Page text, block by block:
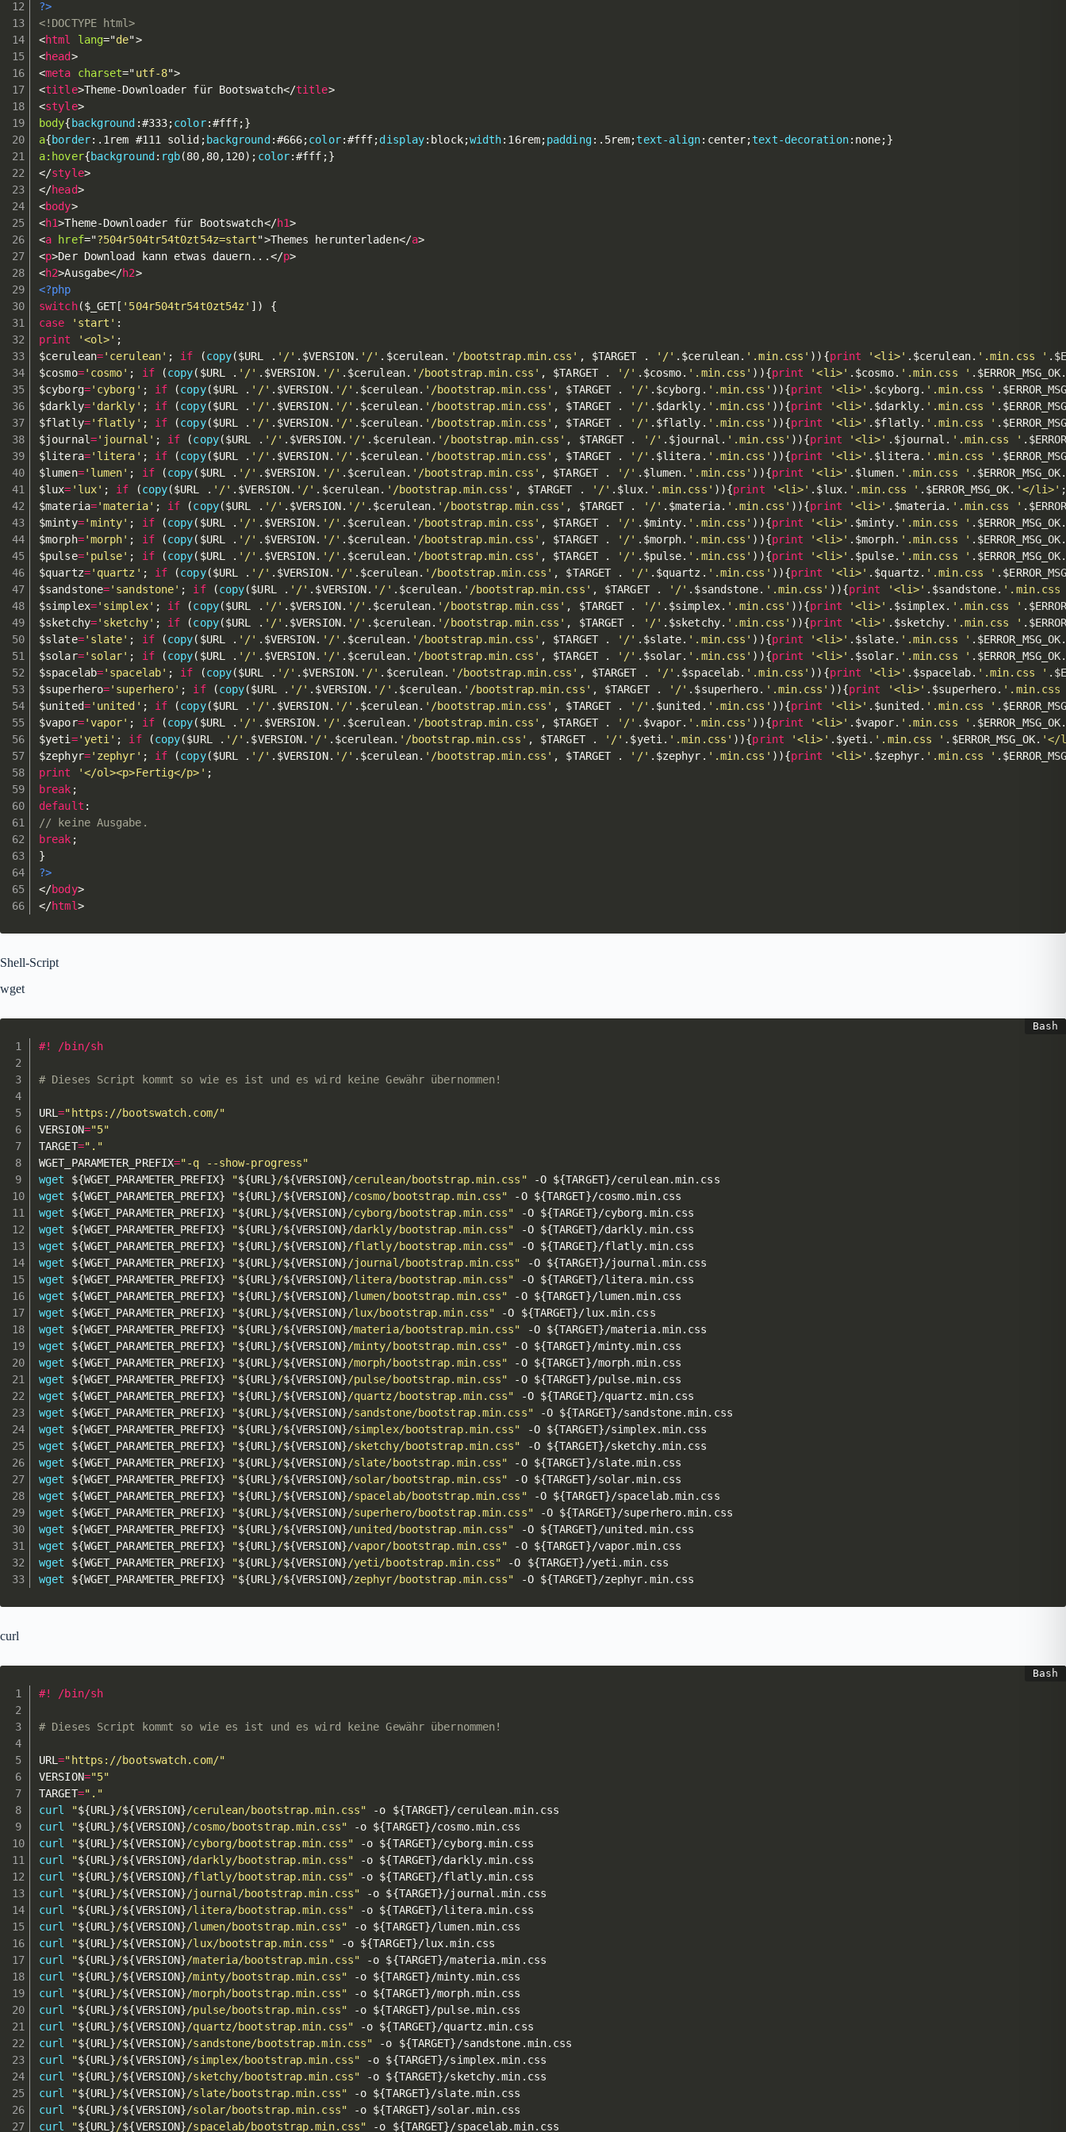
?>
<!DOCTYPE html>
<html lang="de">
<head>
<meta charset="utf-8">
<title>Theme-Downloader für Bootswatch</title>
<style>
body{ background :#333;color:#fff;}
a{border: .1rem #111 solid ; background :#666;color:#fff;display: block;width: 16rem;padding: .5rem;text-align: center;text-decoration: none;}
a:hover{background : rgb(80 ,80,120) ; color:#fff ;}
</style>
</head>
<body>
<h1>Theme-Downloader für Bootswatch</h1>
<a href="?504r504tr54t0zt54z=start">Themes herunterladen</a>
<p>Der Download kann etwas dauern...</p>
<h2>Ausgabe</h2>
<?php
switch($_GET [ '504r504tr54t0zt54z' ] )
{
case
'start' :
print
'<ol>' ;
$cerulean='cerulean' ; if (copy($URL . '/' . $VERSION. '/' . $cerulean. '/bootstrap.min.css' , $TARGET . '/' . $cerulean. '.min.css' ) ) {print '<li>' . $cerulean. '.min.css ' .
$cosmo='cosmo' ; if (copy( $URL . '/' . $VERSION. '/' . $cerulean. '/bootstrap.min.css' , $TARGET . '/' . $cosmo. '.min.css' ) ){print '<li>' . $cosmo. '.min.css ' . $ERROR_MSG_OK
$cyborg='cyborg' ; if (copy($URL . '/' . $VERSION. '/' . $cerulean. '/bootstrap.min.css' , $TARGET . '/' . $cyborg . '.min.css' ) ){print '<li>' . $cyborg. '.min.css ' .
$darkly='darkly' ; if (copy($URL . '/' . $VERSION. '/' . $cerulean. '/bootstrap.min.css' , $TARGET . '/' . $darkly . '.min.css' ) ){print '<li>' . $darkly. '.min.css ' .
$flatly='flatly' ; if (copy($URL . '/' . $VERSION. '/' . $cerulean. '/bootstrap.min.css' , $TARGET . '/' . $flatly . '.min.css' ) ){print '<li>' . $flatly. '.min.css ' .
$journal='journal' ; if (copy($URL . '/' . $VERSION. '/' . $cerulean. '/bootstrap.min.css' , $TARGET . '/' . $journal . '.min.css' ) ){print '<li>' . $journal . '.min.css ' .
$litera='litera' ; if (copy($URL . '/' . $VERSION. '/' . $cerulean. '/bootstrap.min.css' , $TARGET . '/' . $litera . '.min.css' ) ){print '<li>' . $litera. '.min.css ' .
$lumen='lumen' ; if (copy( $URL . '/' . $VERSION. '/' . $cerulean. '/bootstrap.min.css' , $TARGET . '/' . $lumen. '.min.css' ) ){print '<li>' . $lumen. '.min.css ' . $ERROR_MSG_OK
$lux= 'lux' ; if (copy($URL . '/' . $VERSION. '/' . $cerulean. '/bootstrap.min.css' , $TARGET . '/' . $lux. '.min.css' ) ){print '<li>' . $lux. '.min.css ' . $ERROR_MSG_OK. '</li>'
$materia='materia' ; if (copy($URL . '/' . $VERSION. '/' . $cerulean. '/bootstrap.min.css' , $TARGET . '/' . $materia. '.min.css' ) ){print '<li>' . $materia. '.min.css ' .
$minty='minty' ; if (copy( $URL . '/' . $VERSION. '/' . $cerulean. '/bootstrap.min.css' , $TARGET . '/' . $minty. '.min.css' ) ){print '<li>' . $minty. '.min.css ' . $ERROR_MSG_OK
$morph='morph' ; if (copy( $URL . '/' . $VERSION. '/' . $cerulean. '/bootstrap.min.css' , $TARGET . '/' . $morph. '.min.css' ) ){print '<li>' . $morph. '.min.css ' . $ERROR_MSG_OK
$pulse='pulse' ; if (copy( $URL . '/' . $VERSION. '/' . $cerulean. '/bootstrap.min.css' , $TARGET . '/' . $pulse. '.min.css' ) ){print '<li>' . $pulse. '.min.css ' . $ERROR_MSG_OK
$quartz='quartz' ; if (copy($URL . '/' . $VERSION. '/' . $cerulean. '/bootstrap.min.css' , $TARGET . '/' . $quartz . '.min.css' ) ){print '<li>' . $quartz . '.min.css ' .
$sandstone='sandstone' ; if (copy($URL . '/' . $VERSION. '/' . $cerulean. '/bootstrap.min.css' , $TARGET . '/' . $sandstone. '.min.css' ) ){print '<li>' . $sandstone.
$simplex='simplex' ; if (copy($URL . '/' . $VERSION. '/' . $cerulean. '/bootstrap.min.css' , $TARGET . '/' . $simplex. '.min.css' ) ){print '<li>' . $simplex. '.min.css ' .
$sketchy='sketchy' ; if (copy($URL . '/' . $VERSION. '/' . $cerulean. '/bootstrap.min.css' , $TARGET . '/' . $sketchy. '.min.css' ) ){print '<li>' . $sketchy. '.min.css ' .
$slate='slate' ; if (copy( $URL . '/' . $VERSION. '/' . $cerulean. '/bootstrap.min.css' , $TARGET . '/' . $slate. '.min.css' ) ){print '<li>' . $slate. '.min.css ' . $ERROR_MSG_OK
$solar='solar' ; if (copy( $URL . '/' . $VERSION. '/' . $cerulean. '/bootstrap.min.css' , $TARGET . '/' . $solar. '.min.css' ) ){print '<li>' . $solar. '.min.css ' . $ERROR_MSG_OK
$spacelab='spacelab' ; if (copy($URL . '/' . $VERSION. '/' . $cerulean. '/bootstrap.min.css' , $TARGET . '/' . $spacelab. '.min.css' ) ) {print '<li>' . $spacelab. '.min.css ' .
$superhero='superhero' ; if (copy($URL . '/' . $VERSION. '/' . $cerulean. '/bootstrap.min.css' , $TARGET . '/' . $superhero. '.min.css' ) ){print '<li>' . $superhero.
$united='united' ; if (copy($URL . '/' . $VERSION. '/' . $cerulean. '/bootstrap.min.css' , $TARGET . '/' . $united . '.min.css' ) ){print '<li>' . $united . '.min.css ' .
$vapor='vapor' ; if (copy( $URL . '/' . $VERSION. '/' . $cerulean. '/bootstrap.min.css' , $TARGET . '/' . $vapor. '.min.css' ) ){print '<li>' . $vapor. '.min.css ' . $ERROR_MSG_OK
$yeti ='yeti' ; if (copy($URL . '/' . $VERSION. '/' . $cerulean. '/bootstrap.min.css' , $TARGET . '/' . $yeti . '.min.css' ) ){print '<li>' . $yeti . '.min.css ' . $ERROR_MSG_OK. '</
$zephyr='zephyr' ; if (copy($URL . '/' . $VERSION. '/' . $cerulean. '/bootstrap.min.css' , $TARGET . '/' . $zephyr . '.min.css' ) ){print '<li>' . $zephyr. '.min.css ' .
print
'</ol><p>Fertig</p>' ;
break ;
default :
// keine Ausgabe.
break ;
}
?>
</body>
</html>
Shell-Script
wget
#! /bin/sh
# Dieses Script kommt so wie es ist und es wird keine Gewähr übernommen!
URL="https://bootswatch.com/"
VERSION="5"
TARGET="."
WGET_PARAMETER_PREFIX="-q --show-progress"
wget
${WGET_PARAMETER_PREFIX} "${URL}/${VERSION}/cerulean/bootstrap.min.css" -O ${TARGET}
wget
${WGET_PARAMETER_PREFIX} "${URL}/${VERSION}/cosmo/bootstrap.min.css" -O ${TARGET}
wget
${WGET_PARAMETER_PREFIX} "${URL}/${VERSION}/cyborg/bootstrap.min.css" -O ${TARGET}
wget
${WGET_PARAMETER_PREFIX} "${URL}/${VERSION}/darkly/bootstrap.min.css" -O ${TARGET}
wget
${WGET_PARAMETER_PREFIX} "${URL}/${VERSION}/flatly/bootstrap.min.css" -O ${TARGET}
wget
${WGET_PARAMETER_PREFIX} "${URL}/${VERSION}/journal/bootstrap.min.css" -O ${TARGET}
wget
${WGET_PARAMETER_PREFIX} "${URL}/${VERSION}/litera/bootstrap.min.css" -O ${TARGET}
wget
${WGET_PARAMETER_PREFIX} "${URL}/${VERSION}/lumen/bootstrap.min.css" -O ${TARGET}
wget
${WGET_PARAMETER_PREFIX} "${URL}/${VERSION}/lux/bootstrap.min.css" -O ${TARGET}
wget
${WGET_PARAMETER_PREFIX} "${URL}/${VERSION}/materia/bootstrap.min.css" -O ${TARGET}
wget
${WGET_PARAMETER_PREFIX} "${URL}/${VERSION}/minty/bootstrap.min.css" -O ${TARGET}
wget
${WGET_PARAMETER_PREFIX} "${URL}/${VERSION}/morph/bootstrap.min.css" -O ${TARGET}
wget
${WGET_PARAMETER_PREFIX} "${URL}/${VERSION}/pulse/bootstrap.min.css" -O ${TARGET}
wget
${WGET_PARAMETER_PREFIX} "${URL}/${VERSION}/quartz/bootstrap.min.css" -O ${TARGET}
wget
${WGET_PARAMETER_PREFIX} "${URL}/${VERSION}/sandstone/bootstrap.min.css" -O ${TARGET}
wget
${WGET_PARAMETER_PREFIX} "${URL}/${VERSION}/simplex/bootstrap.min.css" -O ${TARGET}
wget
${WGET_PARAMETER_PREFIX} "${URL}/${VERSION}/sketchy/bootstrap.min.css" -O ${TARGET}
wget
${WGET_PARAMETER_PREFIX} "${URL}/${VERSION}/slate/bootstrap.min.css" -O ${TARGET}
wget
${WGET_PARAMETER_PREFIX} "${URL}/${VERSION}/solar/bootstrap.min.css" -O ${TARGET}
wget
${WGET_PARAMETER_PREFIX} "${URL}/${VERSION}/spacelab/bootstrap.min.css" -O ${TARGET}
wget
${WGET_PARAMETER_PREFIX} "${URL}/${VERSION}/superhero/bootstrap.min.css" -O ${TARGET}
wget
${WGET_PARAMETER_PREFIX} "${URL}/${VERSION}/united/bootstrap.min.css" -O ${TARGET}
wget
${WGET_PARAMETER_PREFIX} "${URL}/${VERSION}/vapor/bootstrap.min.css" -O ${TARGET}
wget
${WGET_PARAMETER_PREFIX} "${URL}/${VERSION}/yeti/bootstrap.min.css" -O ${TARGET}
wget
${WGET_PARAMETER_PREFIX} "${URL}/${VERSION}/zephyr/bootstrap.min.css" -O ${TARGET}
curl
#! /bin/sh
# Dieses Script kommt so wie es ist und es wird keine Gewähr übernommen!
URL="https://bootswatch.com/"
VERSION="5"
TARGET="."
curl
"${URL}/${VERSION}/cerulean/bootstrap.min.css" -o ${TARGET}
curl
"${URL}/${VERSION}/cosmo/bootstrap.min.css" -o ${TARGET}
curl
"${URL}/${VERSION}/cyborg/bootstrap.min.css" -o ${TARGET}
curl
"${URL}/${VERSION}/darkly/bootstrap.min.css" -o ${TARGET}
curl
"${URL}/${VERSION}/flatly/bootstrap.min.css" -o ${TARGET}
curl
"${URL}/${VERSION}/journal/bootstrap.min.css" -o ${TARGET}
curl
"${URL}/${VERSION}/litera/bootstrap.min.css" -o ${TARGET}
curl
"${URL}/${VERSION}/lumen/bootstrap.min.css" -o ${TARGET}
curl
"${URL}/${VERSION}/lux/bootstrap.min.css" -o ${TARGET}
curl
"${URL}/${VERSION}/materia/bootstrap.min.css" -o ${TARGET}
curl
"${URL}/${VERSION}/minty/bootstrap.min.css" -o ${TARGET}
curl
"${URL}/${VERSION}/morph/bootstrap.min.css" -o ${TARGET}
curl
"${URL}/${VERSION}/pulse/bootstrap.min.css" -o ${TARGET}
curl
"${URL}/${VERSION}/quartz/bootstrap.min.css" -o ${TARGET}
curl
"${URL}/${VERSION}/sandstone/bootstrap.min.css" -o ${TARGET}
curl
"${URL}/${VERSION}/simplex/bootstrap.min.css" -o ${TARGET}
curl
"${URL}/${VERSION}/sketchy/bootstrap.min.css" -o ${TARGET}
curl
"${URL}/${VERSION}/slate/bootstrap.min.css" -o ${TARGET}
curl
"${URL}/${VERSION}/solar/bootstrap.min.css" -o ${TARGET}
curl
"${URL}/${VERSION}/spacelab/bootstrap.min.css" -o ${TARGET}